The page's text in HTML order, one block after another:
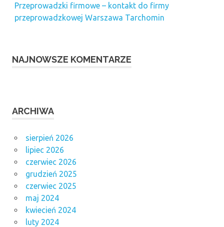
Przeprowadzki firmowe – kontakt do firmy
przeprowadzkowej Warszawa Tarchomin
NAJNOWSZE KOMENTARZE
ARCHIWA
sierpień 2026
lipiec 2026
czerwiec 2026
grudzień 2025
czerwiec 2025
maj 2024
kwiecień 2024
luty 2024